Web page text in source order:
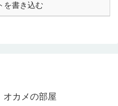
を書き込む
カメの部屋